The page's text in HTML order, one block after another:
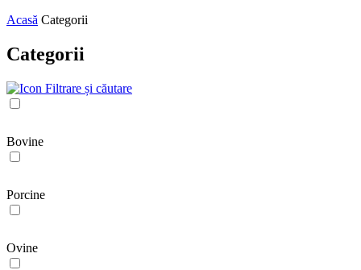
Acasă Categorii
Categorii
Filtrare și căutare
Bovine
Porcine
Ovine